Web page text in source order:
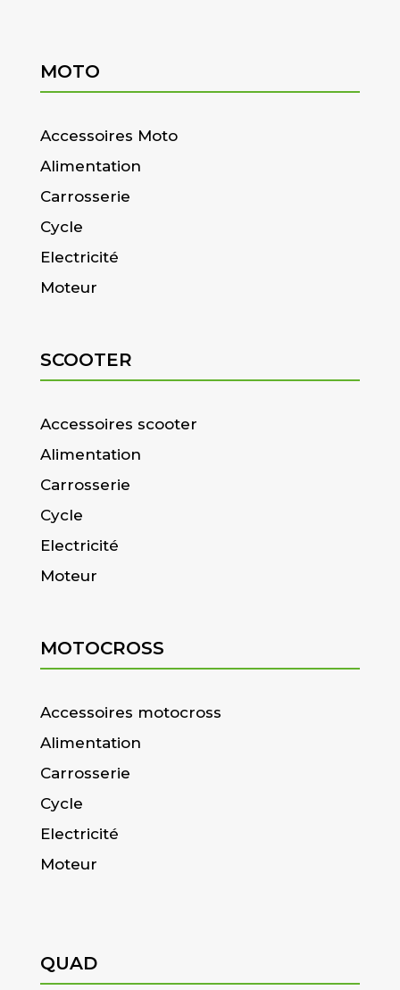
MOTO
Accessoires Moto
Alimentation
Carrosserie
Cycle
Electricité
Moteur
SCOOTER
Accessoires scooter
Alimentation
Carrosserie
Cycle
Electricité
Moteur
MOTOCROSS
Accessoires motocross
Alimentation
Carrosserie
Cycle
Electricité
Moteur
QUAD